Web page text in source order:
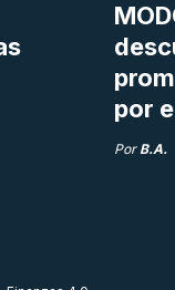
por
Por B.A.